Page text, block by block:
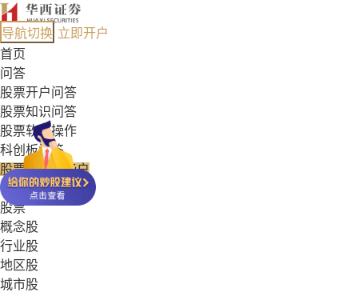
导航切换 立即开户
首页
问答
股票开户问答
股票知识问答
股票软件操作
科创板问答
股票能开哪些户
基金常见问答
股票
概念股
行业股
地区股
城市股